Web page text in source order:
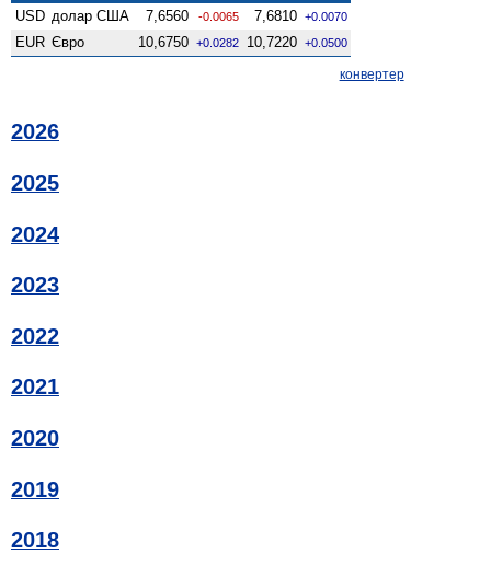
USD долар США 7,6560 -0.0065 7,6810 +0.0070
EUR Євро 10,6750 +0.0282 10,7220 +0.0500
конвертер
2026
2025
2024
2023
2022
2021
2020
2019
2018